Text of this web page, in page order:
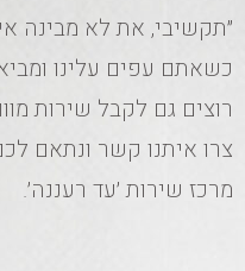
״תקשיבי, את לא מבינה
כשאתם עפים עלינו
רוצים גם לקבל שירות
צרו איתנו קשר ונתאם
מרכז שירות ׳עד רעננה׳.